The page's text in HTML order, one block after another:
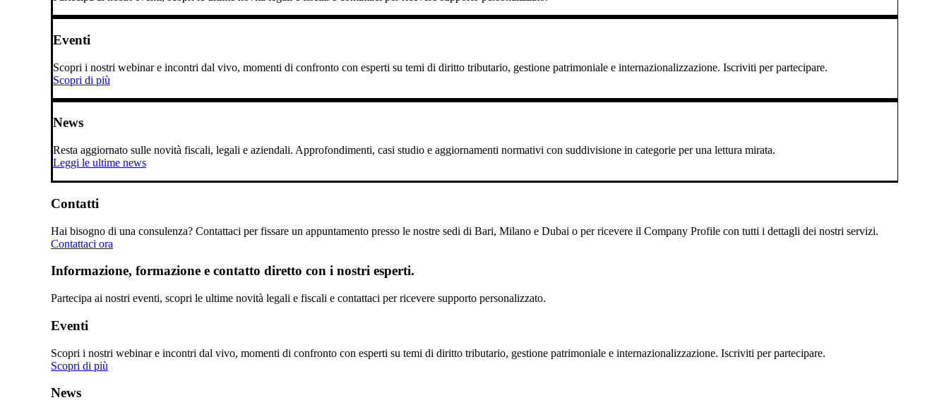
Eventi
Scopri i nostri webinar e incontri dal vivo, momenti di confronto con esperti su temi di diritto tributario, gestione patrimoniale e internazionalizzazione. Iscriviti per partecipare.
Scopri di più
News
Resta aggiornato sulle novità fiscali, legali e aziendali. Approfondimenti, casi studio e aggiornamenti normativi con suddivisione in categorie per una lettura mirata.
Leggi le ultime news
Contatti
Hai bisogno di una consulenza? Contattaci per fissare un appuntamento presso le nostre sedi di Bari, Milano e Dubai o per ricevere il Company Profile con tutti i dettagli dei nostri servizi.
Contattaci ora
Informazione, formazione e contatto diretto con i nostri esperti.
Partecipa ai nostri eventi, scopri le ultime novità legali e fiscali e contattaci per ricevere supporto personalizzato.
Eventi
Scopri i nostri webinar e incontri dal vivo, momenti di confronto con esperti su temi di diritto tributario, gestione patrimoniale e internazionalizzazione. Iscriviti per partecipare.
Scopri di più
News